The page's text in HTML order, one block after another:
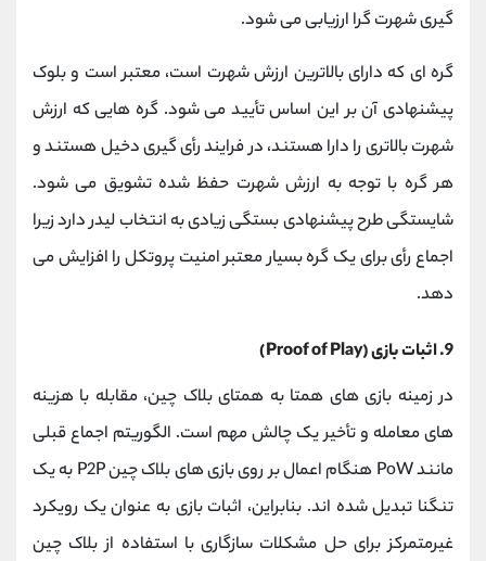
گیری شهرت گرا ارزیابی می شود.
گره ای که دارای بالاترین ارزش شهرت است، معتبر است و بلوک
پیشنهادی آن بر این اساس تأیید می شود. گره هایی که ارزش
شهرت بالاتری را دارا هستند، در فرایند رأی گیری دخیل هستند و
هر گره با توجه به ارزش شهرت حفظ شده تشویق می شود.
شایستگی طرح پیشنهادی بستگی زیادی به انتخاب لیدر دارد زیرا
اجماع رأی برای یک گره بسیار معتبر امنیت پروتکل را افزایش می
دهد.
9. اثبات بازی (Proof of Play)
در زمینه بازی های همتا به همتای بلاک چین، مقابله با هزینه
های معامله و تأخیر یک چالش مهم است. الگوریتم اجماع قبلی
مانند PoW هنگام اعمال بر روی بازی های بلاک چین P2P به یک
تنگنا تبدیل شده اند. بنابراین، اثبات بازی به عنوان یک رویکرد
غیرمتمرکز برای حل مشکلات سازگاری با استفاده از بلاک چین